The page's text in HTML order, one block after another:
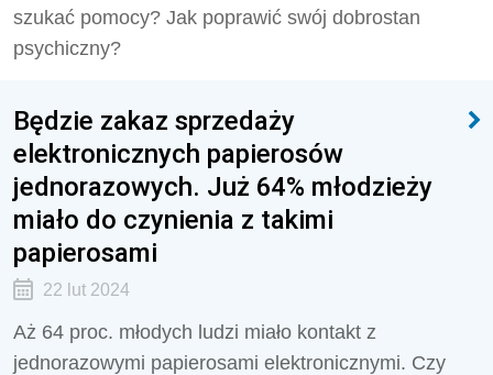
szukać pomocy? Jak poprawić swój dobrostan
psychiczny?
Będzie zakaz sprzedaży
elektronicznych papierosów
jednorazowych. Już 64% młodzieży
miało do czynienia z takimi
papierosami
22 lut 2024
Aż 64 proc. młodych ludzi miało kontakt z
jednorazowymi papierosami elektronicznymi. Czy